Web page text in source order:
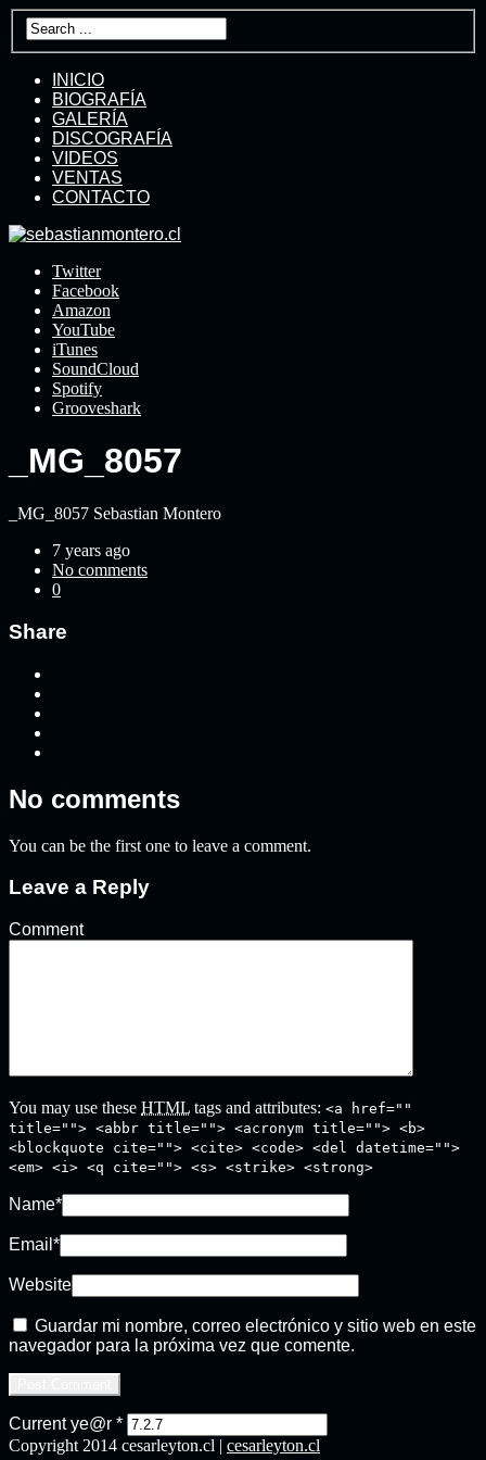
INICIO
BIOGRAFÍA
GALERÍA
DISCOGRAFÍA
VIDEOS
VENTAS
CONTACTO
Twitter
Facebook
Amazon
YouTube
iTunes
SoundCloud
Spotify
Grooveshark
_MG_8057
_MG_8057 Sebastian Montero
7 years ago
No comments
0
Share
No comments
You can be the first one to leave a comment.
Leave a Reply
Comment
You may use these HTML tags and attributes: <a href=""
title=""> <abbr title=""> <acronym title=""> <b>
<blockquote cite=""> <cite> <code> <del datetime="">
<em> <i> <q cite=""> <s> <strike> <strong>
Name*
Email *
Website
Guardar mi nombre, correo electrónico y sitio web en este
navegador para la próxima vez que comente.
Current ye@r *
Copyright 2014 cesarleyton.cl | cesarleyton.cl